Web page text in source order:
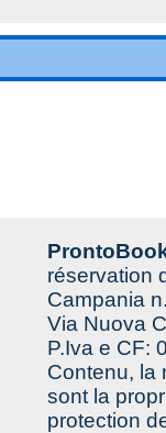
réservation
Campania
Via Nuova
P.Iva e CF:
Contenu, la
sont la
protection